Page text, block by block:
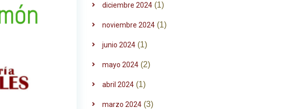
diciembre 2024 (1)
noviembre 2024 (1)
junio 2024 (1)
mayo 2024 (2)
abril 2024 (1)
marzo 2024 (3)